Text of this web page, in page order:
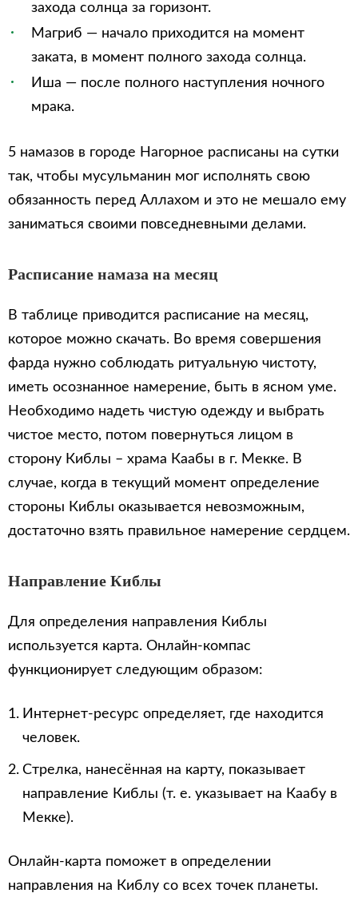
захода солнца за горизонт.
Магриб — начало приходится на момент
заката, в момент полного захода солнца.
Иша — после полного наступления ночного
мрака.
5 намазов в городе Нагорное расписаны на сутки
так, чтобы мусульманин мог исполнять свою
обязанность перед Аллахом и это не мешало ему
заниматься своими повседневными делами.
Расписание намаза на месяц
В таблице приводится расписание на месяц,
которое можно скачать. Во время совершения
фарда нужно соблюдать ритуальную чистоту,
иметь осознанное намерение, быть в ясном уме.
Необходимо надеть чистую одежду и выбрать
чистое место, потом повернуться лицом в
сторону Киблы – храма Каабы в г. Мекке. В
случае, когда в текущий момент определение
стороны Киблы оказывается невозможным,
достаточно взять правильное намерение сердцем.
Направление Киблы
Для определения направления Киблы
используется карта. Онлайн-компас
функционирует следующим образом:
Интернет-ресурс определяет, где находится
человек.
Стрелка, нанесённая на карту, показывает
направление Киблы (т. е. указывает на Каабу в
Мекке).
Онлайн-карта поможет в определении
направления на Киблу со всех точек планеты.